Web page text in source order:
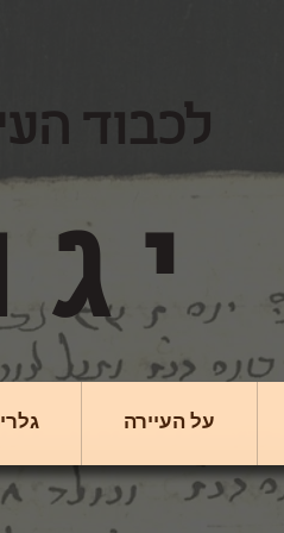
לכבוד
יגולניצה
על העיירה